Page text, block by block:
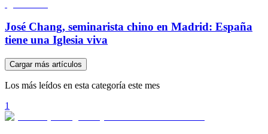
José Chang, seminarista chino en Madrid: España
tiene una Iglesia viva
Cargar más artículos
Los más leídos en esta categoría este mes
1